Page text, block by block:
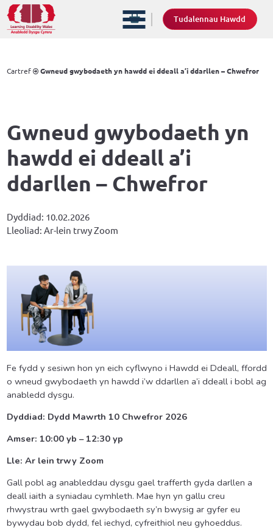
Tudalennau Hawdd
Cartref Gwneud gwybodaeth yn hawdd ei ddeall a’i ddarllen – Chwefror
Gwneud gwybodaeth yn
hawdd ei ddeall a’i
ddarllen – Chwefror
Dyddiad: 10.02.2026
Lleoliad: Ar-lein trwy Zoom
Fe fydd y sesiwn hon yn eich cyflwyno i Hawdd ei Ddeall, ffordd
o wneud gwybodaeth yn hawdd i’w ddarllen a’i ddeall i bobl ag
anabledd dysgu.
Dyddiad: Dydd Mawrth 10 Chwefror 2026
Amser: 10:00 yb – 12:30 yp
Lle: Ar lein trwy Zoom
Gall pobl ag anableddau dysgu gael trafferth gyda darllen a
deall iaith a syniadau cymhleth. Mae hyn yn gallu creu
rhwystrau wrth gael gwybodaeth sy’n bwysig ar gyfer eu
bywydau bob dydd, fel iechyd, cyfreithiol neu gyhoeddus.